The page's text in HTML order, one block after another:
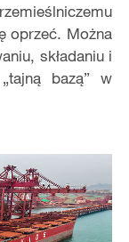
oprzeć. Można
składaniu i
bazą” w